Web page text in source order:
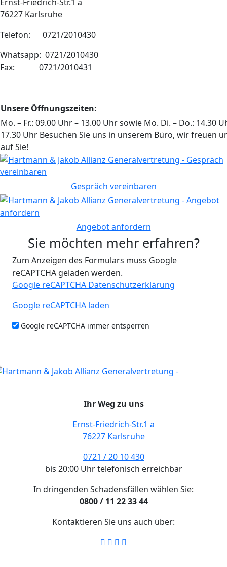
76227 Karlsruhe
Telefon: 0721/2010430
Whatsapp: 0721/2010430
Fax: 0721/2010431
Unsere Öffnungszeiten:
Mo. – Fr.: 09.00 Uhr – 13.00 Uhr sowie Mo. Di. – Do.: 14.30
17.30 Uhr Besuchen Sie uns in unserem Büro, wir freuen
auf Sie!
Gespräch vereinbaren
Angebot anfordern
Sie möchten mehr erfahren?
Zum Anzeigen des Formulars muss Google
reCAPTCHA geladen werden.
Google reCAPTCHA Datenschutzerklärung
Google reCAPTCHA laden
Google reCAPTCHA immer entsperren
Ihr Weg zu uns
Ernst-Friedrich-Str.1 a
76227 Karlsruhe
0721 / 20 10 430
bis 20:00 Uhr telefonisch erreichbar
In dringenden Schadensfällen wählen Sie:
0800 / 11 22 33 44
Kontaktieren Sie uns auch über: